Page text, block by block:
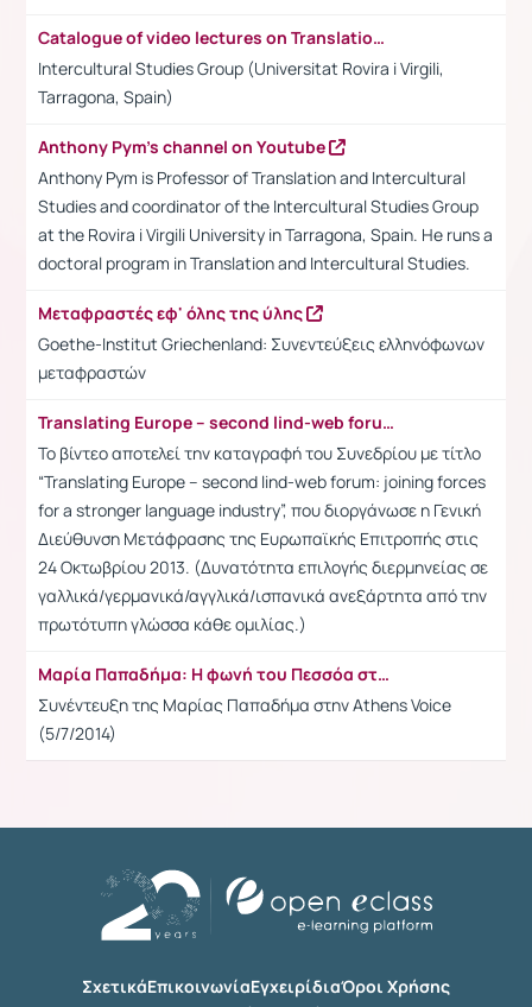
Catalogue of video lectures on Translation and Intercultural Studies
Intercultural Studies Group (Universitat Rovira i Virgili,
Tarragona, Spain)
Anthony Pym's channel on Youtube
Anthony Pym is Professor of Translation and Intercultural
Studies and coordinator of the Intercultural Studies Group
at the Rovira i Virgili University in Tarragona, Spain. He runs a
doctoral program in Translation and Intercultural Studies.
Μεταφραστές εφ' όλης της ύλης
Goethe-Institut Griechenland: Συνεντεύξεις ελληνόφωνων
μεταφραστών
Translating Europe – second lind-web forum: joining forces for a stronger language industry
Το βίντεο αποτελεί την καταγραφή του Συνεδρίου με τίτλο
“Translating Europe – second lind-web forum: joining forces
for a stronger language industry”, που διοργάνωσε η Γενική
Διεύθυνση Μετάφρασης της Ευρωπαϊκής Επιτροπής στις
24 Οκτωβρίου 2013. (Δυνατότητα επιλογής διερμηνείας σε
γαλλικά/γερμανικά/αγγλικά/ισπανικά ανεξάρτητα από την
πρωτότυπη γλώσσα κάθε ομιλίας.)
Μαρία Παπαδήμα: Η φωνή του Πεσσόα στα ελληνικά μιλάει στην A.V. (video)
Συνέντευξη της Μαρίας Παπαδήμα στην Athens Voice
(5/7/2014)
ΣχετικάΕπικοινωνίαΕγχειρίδιαΌροι Χρήσης